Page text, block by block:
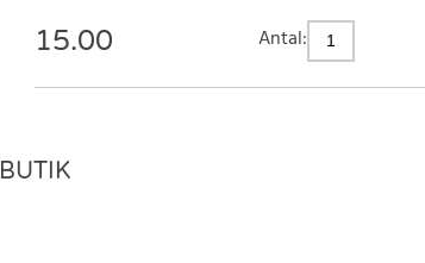
15.00 Antal:
BUTIK